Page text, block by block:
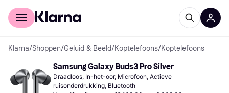
Voor shoppers
Klarna/Shoppen/Geluid & Beeld/Koptelefoons/Koptelefoons
Samsung Galaxy Buds3 Pro Silver
Draadloos, In-het-oor, Microfoon, Actieve
ruisonderdrukking, Bluetooth